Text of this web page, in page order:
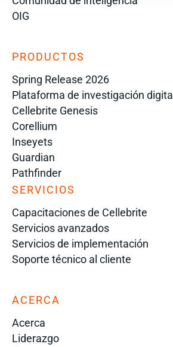
OIG
PRODUCTOS
Spring Release 2026
Plataforma de investigación digital
Cellebrite Genesis
Corellium
Inseyets
Guardian
Pathfinder
SERVICIOS
Capacitaciones de Cellebrite
Servicios avanzados
Servicios de implementación
Soporte técnico al cliente
ACERCA
Acerca
Liderazgo